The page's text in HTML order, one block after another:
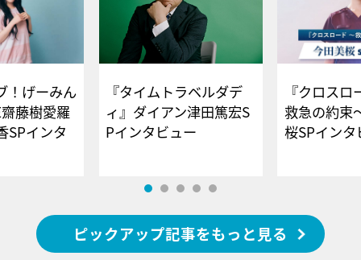
！げーみん
藤樹愛羅
SPインタ
『タイムトラベルダデ
ィ』ダイアン津田篤宏S
Pインタビュー
『クロス
救急の約束
桜SPイ
ピックアップ記事をもっと見る